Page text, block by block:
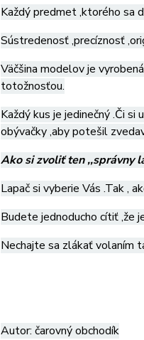
Každý predmet ,ktorého sa
Sústredenosť ,precíznosť
Väčšina modelov je
totožnosťou.
Každý kus je jedinečný .Či
obývačky ,aby potešil
Ako si zvoliť ten ,,správny
Lapač si vyberie Vás .Tak ,
Budete jednoducho cítiť ,že
Nechajte sa zlákať volaním
Autor: čarovný obchodík